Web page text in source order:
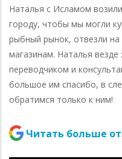
Наталья с Исламом
городу, чтобы мы могли
рыбный рынок, отвезли
магазинам. Наталья
переводчиком и
большое им спасибо, в
обратимся только к ним!
Читать больше